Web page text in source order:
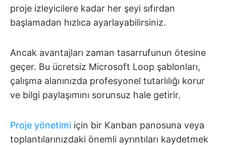
proje izleyicilere kadar her şeyi sıfırdan
başlamadan hızlıca ayarlayabilirsiniz.
Ancak avantajları zaman tasarrufunun ötesine
geçer. Bu ücretsiz Microsoft Loop şablonları,
çalışma alanınızda profesyonel tutarlılığı korur
ve bilgi paylaşımını sorunsuz hale getirir.
Proje yönetimi için bir Kanban panosuna veya
toplantılarınızdaki önemli ayrıntıları kaydetmek